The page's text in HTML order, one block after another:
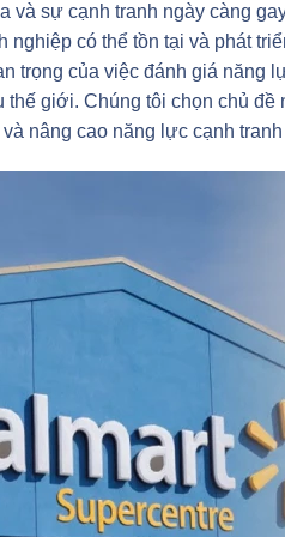
và sự cạnh tranh ngày càng
nghiệp có thể tồn tại và phát
trọng của việc đánh giá năng
giới. Chúng tôi chọn chủ
nâng cao năng lực cạnh